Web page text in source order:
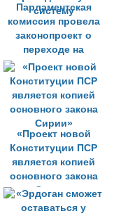
Парламентская
комиссия провела
законопроект о
переходе на
президентскую
систему
«Проект новой
Конституции ПСР
является копией
основного закона
Сирии»